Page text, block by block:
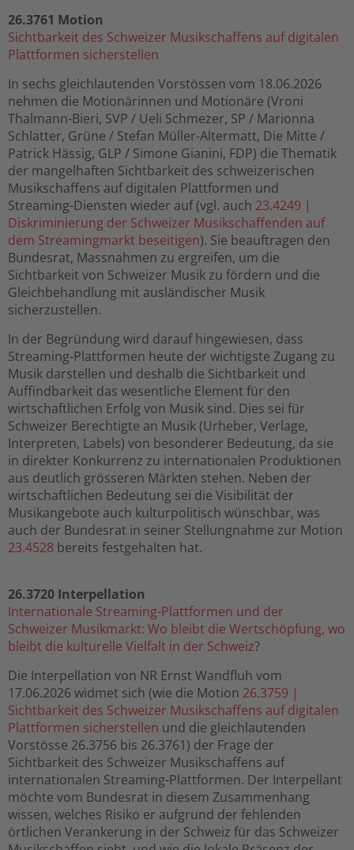
26.3761 Motion
Sichtbarkeit des Schweizer Musikschaffens auf digitalen
Plattformen sicherstellen
In sechs gleichlautenden Vorstössen vom 18.06.2026
nehmen die Motionärinnen und Motionäre (Vroni
Thalmann-Bieri, SVP / Ueli Schmezer, SP / Marionna
Schlatter, Grüne / Stefan Müller-Altermatt, Die Mitte /
Patrick Hässig, GLP / Simone Gianini, FDP) die Thematik
der mangelhaften Sichtbarkeit des schweizerischen
Musikschaffens auf digitalen Plattformen und
Streaming-Diensten wieder auf (vgl. auch 23.4249 |
Diskriminierung der Schweizer Musikschaffenden auf
dem Streamingmarkt beseitigen). Sie beauftragen den
Bundesrat, Massnahmen zu ergreifen, um die
Sichtbarkeit von Schweizer Musik zu fördern und die
Gleichbehandlung mit ausländischer Musik
sicherzustellen.
In der Begründung wird darauf hingewiesen, dass
Streaming-Plattformen heute der wichtigste Zugang zu
Musik darstellen und deshalb die Sichtbarkeit und
Auffindbarkeit das wesentliche Element für den
wirtschaftlichen Erfolg von Musik sind. Dies sei für
Schweizer Berechtigte an Musik (Urheber, Verlage,
Interpreten, Labels) von besonderer Bedeutung, da sie
in direkter Konkurrenz zu internationalen Produktionen
aus deutlich grösseren Märkten stehen. Neben der
wirtschaftlichen Bedeutung sei die Visibilität der
Musikangebote auch kulturpolitisch wünschbar, was
auch der Bundesrat in seiner Stellungnahme zur Motion
23.4528 bereits festgehalten hat.
26.3720 Interpellation
Internationale Streaming-Plattformen und der
Schweizer Musikmarkt: Wo bleibt die Wertschöpfung, wo
bleibt die kulturelle Vielfalt in der Schweiz?
Die Interpellation von NR Ernst Wandfluh vom
17.06.2026 widmet sich (wie die Motion 26.3759 |
Sichtbarkeit des Schweizer Musikschaffens auf digitalen
Plattformen sicherstellen und die gleichlautenden
Vorstösse 26.3756 bis 26.3761) der Frage der
Sichtbarkeit des Schweizer Musikschaffens auf
internationalen Streaming-Plattformen. Der Interpellant
möchte vom Bundesrat in diesem Zusammenhang
wissen, welches Risiko er aufgrund der fehlenden
örtlichen Verankerung in der Schweiz für das Schweizer